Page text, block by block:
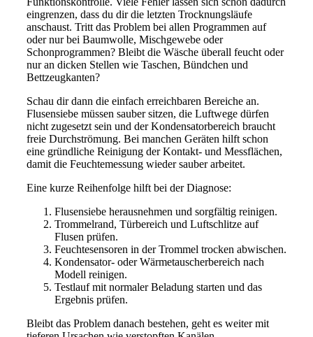
eingrenzen, dass du dir die letzten Trocknungsläufe
anschaust. Tritt das Problem bei allen Programmen auf
oder nur bei Baumwolle, Mischgewebe oder
Schonprogrammen? Bleibt die Wäsche überall feucht oder
nur an dicken Stellen wie Taschen, Bündchen und
Bettzeugkanten?
Schau dir dann die einfach erreichbaren Bereiche an.
Flusensiebe müssen sauber sitzen, die Luftwege dürfen
nicht zugesetzt sein und der Kondensatorbereich braucht
freie Durchströmung. Bei manchen Geräten hilft schon
eine gründliche Reinigung der Kontakt- und Messflächen,
damit die Feuchtemessung wieder sauber arbeitet.
Eine kurze Reihenfolge hilft bei der Diagnose:
Flusensiebe herausnehmen und sorgfältig reinigen.
Trommelrand, Türbereich und Luftschlitze auf
Flusen prüfen.
Feuchtesensoren in der Trommel trocken abwischen.
Kondensator- oder Wärmetauscherbereich nach
Modell reinigen.
Testlauf mit normaler Beladung starten und das
Ergebnis prüfen.
Bleibt das Problem danach bestehen, geht es weiter mit